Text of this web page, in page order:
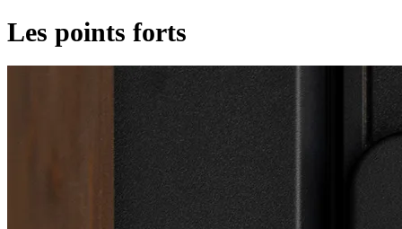
Les points forts